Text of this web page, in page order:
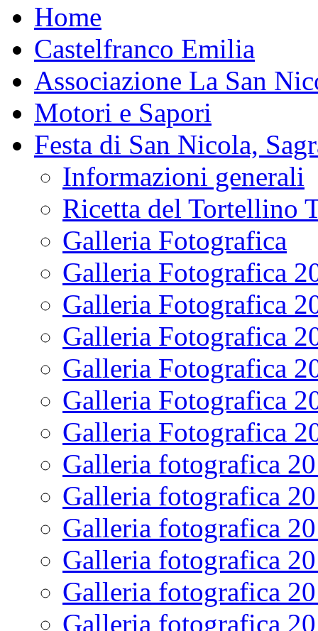
Home
Castelfranco Emilia
Associazione La San
Motori e Sapori
Festa di San Nicola,
Informazioni generali
Ricetta del Tortellino
Galleria Fotografica
Galleria Fotografica
Galleria Fotografica
Galleria Fotografica
Galleria Fotografica
Galleria Fotografica
Galleria Fotografica
Galleria fotografica
Galleria fotografica
Galleria fotografica
Galleria fotografica
Galleria fotografica
Galleria fotografica